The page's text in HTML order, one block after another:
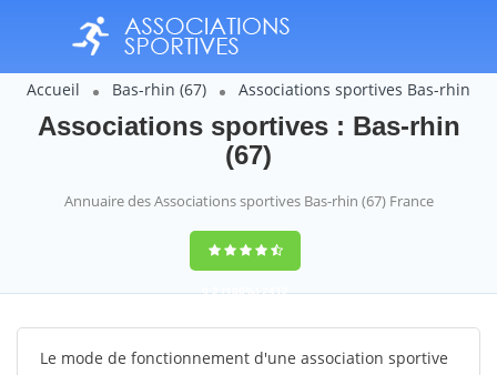
Accueil Bas-rhin (67) Associations sportives Bas-rhin
Associations sportives : Bas-rhin
(67)
Annuaire des Associations sportives Bas-rhin (67) France
9,2(100%)2412
votes
Le mode de fonctionnement d'une association sportive